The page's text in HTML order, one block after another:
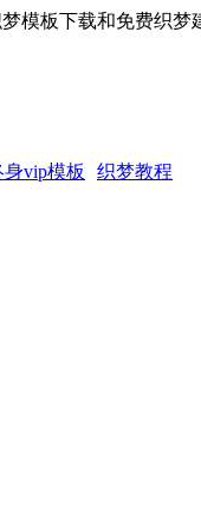
模板下载和免费织梦
身vip模板 织梦教程